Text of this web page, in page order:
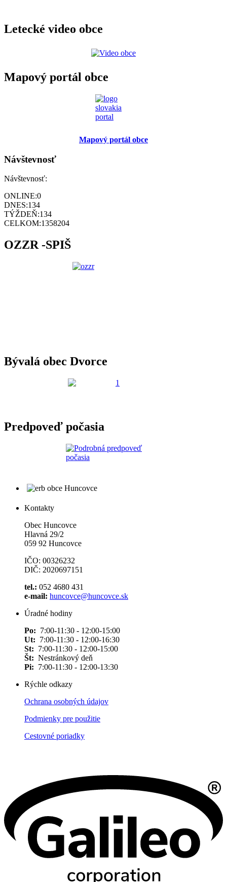
Letecké video obce
Mapový portál obce
Mapový portál obce
Návštevnosť
Návštevnosť:
ONLINE:0
DNES:134
TÝŽDEŇ:134
CELKOM:1358204
OZZR -SPIŠ
Bývalá obec Dvorce
Predpoveď počasia
Kontakty
Obec Huncovce
Hlavná 29/2
059 92 Huncovce
IČO: 00326232
DIČ: 2020697151
tel.: 052 4680 431
e-mail: huncovce@huncovce.sk
Úradné hodiny
Po: 7:00-11:30 - 12:00-15:00
Ut: 7:00-11:30 - 12:00-16:30
St: 7:00-11:30 - 12:00-15:00
Št: Nestránkový deň
Pi: 7:00-11:30 - 12:00-13:30
Rýchle odkazy
Ochrana osobných údajov
Podmienky pre použitie
Cestovné poriadky